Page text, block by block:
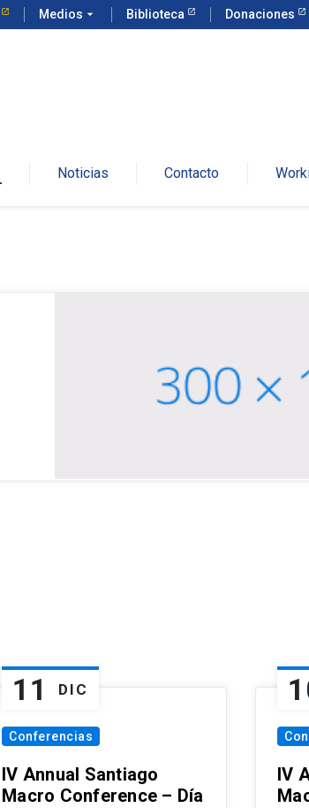
Medios arrow_drop_down Biblioteca Donaciones
Noticias Contacto
11 DIC
Conferencias
IV Annual Santiago
Macro Conference – Día
IV